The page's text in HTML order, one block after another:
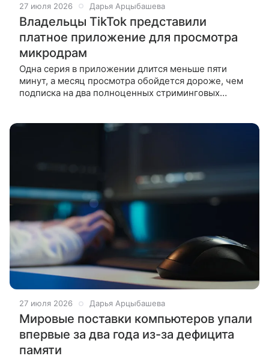
27 июля 2026 Дарья Арцыбашева
Владельцы TikTok представили
платное приложение для просмотра
микродрам
Одна серия в приложении длится меньше пяти
минут, а месяц просмотра обойдется дороже, чем
подписка на два полноценных стриминговых
27 июля 2026 Дарья Арцыбашева
Мировые поставки компьютеров упали
впервые за два года из-за дефицита
памяти